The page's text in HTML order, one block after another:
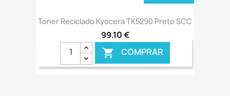
Toner Reciclado Kyocera TK5290 Preto SCC
99,10 €
 COMPRAR